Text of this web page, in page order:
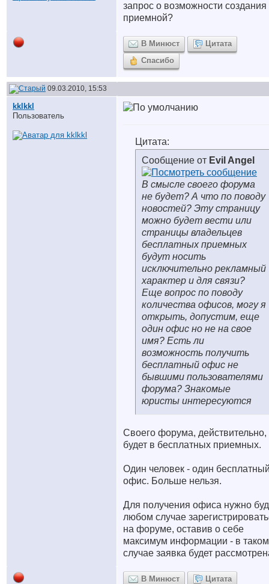
запрос о возможности создания
приемной?
В Минюст
Цитата
Спасибо
09.03.2010, 15:53
kklkkl
Пользователь
Цитата:
Сообщение от Evil Angel
В смысле своего форума
не будет? А что по поводу
новостей? Эту страницу
можно будет вести или
страницы владельцев
бесплатных приемных
будут носить
исключительно рекламный
характер и для связи?
Еще вопрос по поводу
количества офисов, могу я
открыть, допустим, еще
один офис но не на свое
имя? Есть ли
возможность получить
бесплатный офис не
бывшими пользователями
форума? Знакомые
юристы интересуются
Cвоего форума, действительно,
будет в бесплатных приемных.
Один человек - один
офис. Больше нельзя.
Для получения офиса нужно
любом случае
на форуме, оставив о себе
максимум информации - в таком
случае заявка будет
В Минюст Цитата